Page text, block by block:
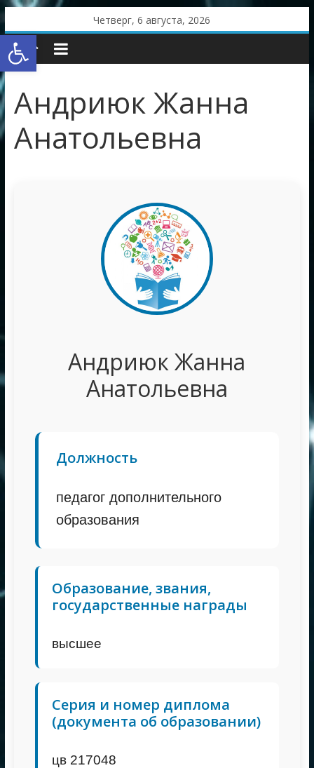
Открыть панель инструментов
Skip
to
content
Четверг, 6 августа, 2026
Андриюк Жанна
Анатольевна
Андриюк Жанна
Анатольевна
Должность
педагог дополнительного
образования
Образование, звания,
государственные награды
высшее
Серия и номер диплома
(документа об образовании)
цв 217048